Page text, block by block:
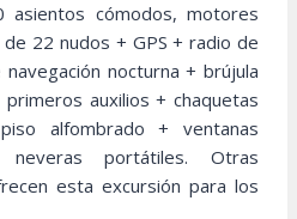
cómodos, motores
22 nudos + GPS + radio de
nocturna + brújula
auxilios + chaquetas
alfombrado + ventanas
portátiles. Otras
esta excursión para los